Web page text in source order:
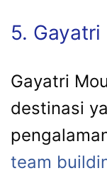
5.
Gayatri
destinasi
team